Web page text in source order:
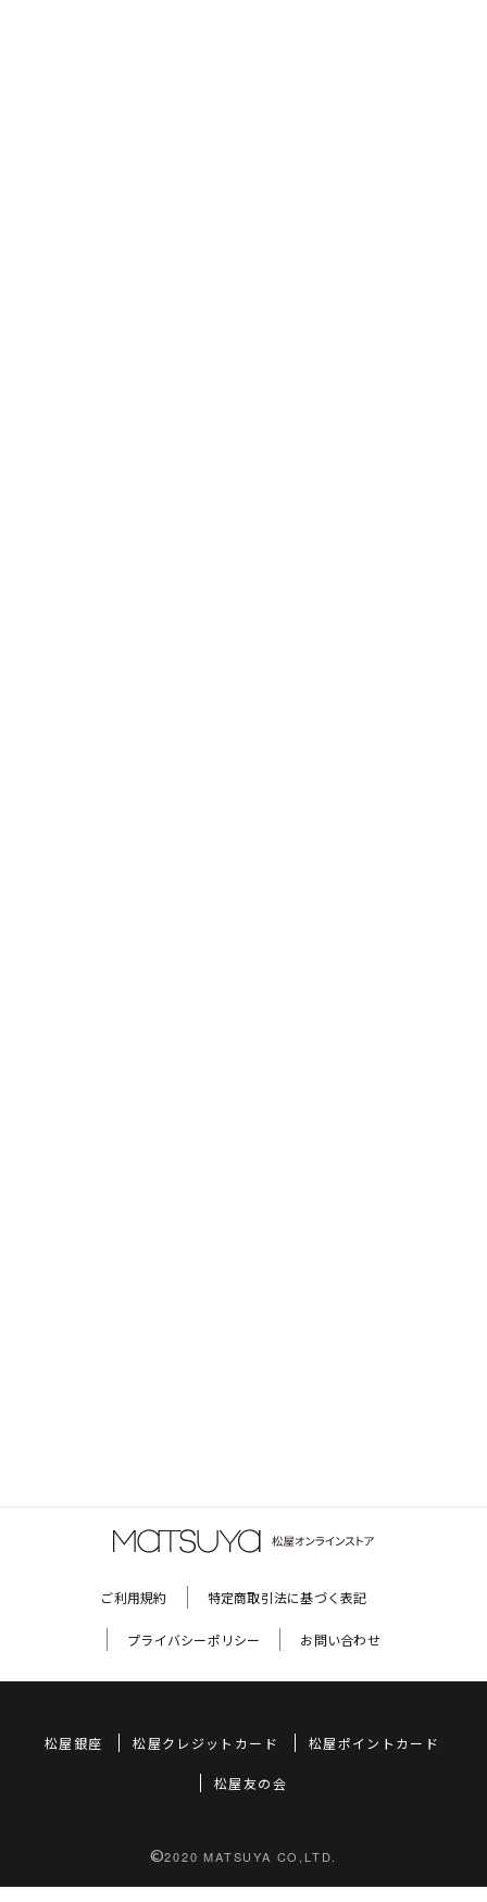
ご利用規約 特定商取引法に基づく表記
プライバシーポリシー お問い合わせ
松屋銀座 松屋クレジットカード 松屋ポイントカード
松屋友の会
©2020 MATSUYA CO,LTD.